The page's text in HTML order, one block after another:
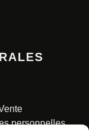
personnelles